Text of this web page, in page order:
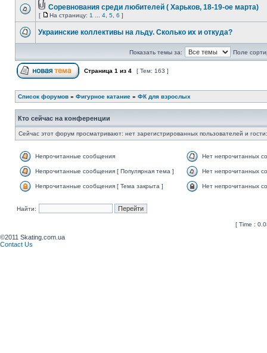
Соревнования среди любителей ( Харьков, 18-19-ое марта)
[ На страницу: 1 4 5 6 ]
Украинские коллективы на льду. Сколько их и откуда?
Показать темы за: Поле
Страница 1 из 4 [ Тем: 163 ]
Список форумов » Фигурное катание » ФК для взрослых
Кто сейчас на конференции
Сейчас этот форум просматривают: нет зарегистрированных пользователей и
Непрочитанные сообщения Нет непрочитанных
Непрочитанные сообщения [ Популярная тема ] Нет непрочитанных
Непрочитанные сообщения [ Тема закрыта ] Нет непрочитанных
Найти:
[ Time :
©2011 Skating.com.ua
Contact Us